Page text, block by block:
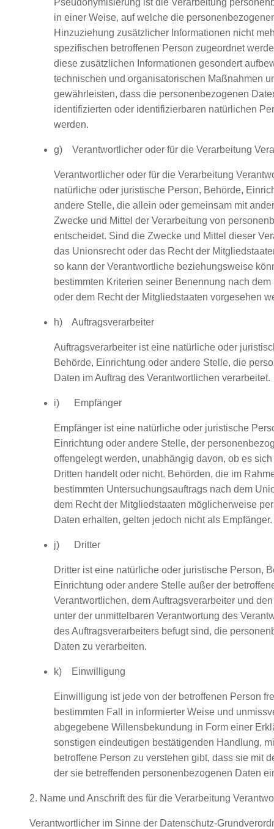
in einer Weise, auf welche die
Hinzuziehung zusätzlicher Informationen nicht
spezifischen betroffenen Person zugeordnet
diese zusätzlichen Informationen gesondert
technischen und organisatorischen Maßnahmen
gewährleisten, dass die personenbezogenen
identifizierten oder identifizierbaren natürlichen
werden.
g) Verantwortlicher oder für die Verarbeitung
Verantwortlicher oder für die Verarbeitung
natürliche oder juristische Person, Behörde,
andere Stelle, die allein oder gemeinsam mit
Zwecke und Mittel der Verarbeitung von
entscheidet. Sind die Zwecke und Mittel dieser
das Unionsrecht oder das Recht der
so kann der Verantwortliche beziehungsweise
bestimmten Kriterien seiner Benennung nach
oder dem Recht der Mitgliedstaaten vorgesehen
h) Auftragsverarbeiter
Auftragsverarbeiter ist eine natürliche oder
Behörde, Einrichtung oder andere Stelle, die
Daten im Auftrag des Verantwortlichen verarbeitet.
i) Empfänger
Empfänger ist eine natürliche oder juristische
Einrichtung oder andere Stelle, der
offengelegt werden, unabhängig davon, ob es
Dritten handelt oder nicht. Behörden, die im
bestimmten Untersuchungsauftrags nach dem
dem Recht der Mitgliedstaaten möglicherweise
Daten erhalten, gelten jedoch nicht als Empfänger.
j) Dritter
Dritter ist eine natürliche oder juristische Person,
Einrichtung oder andere Stelle außer der
Verantwortlichen, dem Auftragsverarbeiter und
unter der unmittelbaren Verantwortung des
des Auftragsverarbeiters befugt sind, die
Daten zu verarbeiten.
k) Einwilligung
Einwilligung ist jede von der betroffenen Person
bestimmten Fall in informierter Weise und
abgegebene Willensbekundung in Form einer
sonstigen eindeutigen bestätigenden Handlung,
betroffene Person zu verstehen gibt, dass sie mit
der sie betreffenden personenbezogenen Daten
2. Name und Anschrift des für die Verarbeitung
Verantwortlicher im Sinne der Datenschutz-